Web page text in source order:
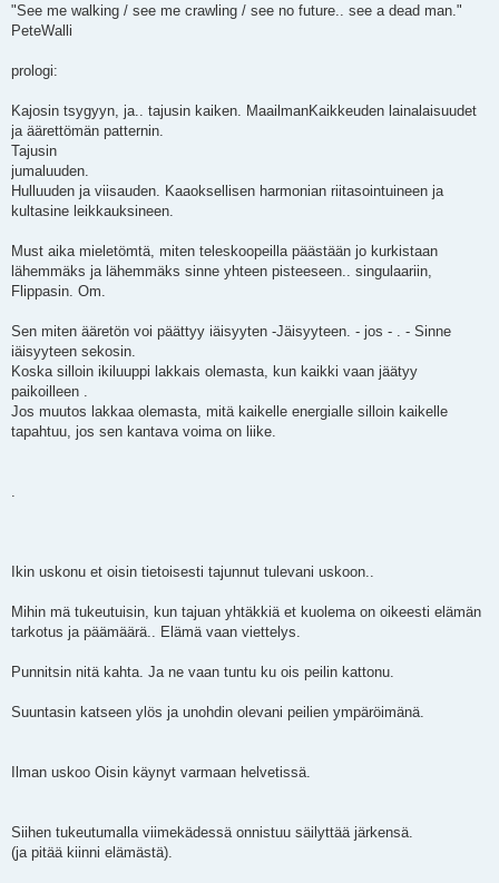
"See me walking / see me crawling / see no future.. see a dead man."
PeteWalli
prologi:
Kajosin tsygyyn, ja.. tajusin kaiken. MaailmanKaikkeuden lainalaisuudet
ja äärettömän patternin.
Tajusin
jumaluuden.
Hulluuden ja viisauden. Kaaoksellisen harmonian riitasointuineen ja
kultasine leikkauksineen.
Must aika mieletömtä, miten teleskoopeilla päästään jo kurkistaan
lähemmäks ja lähemmäks sinne yhteen pisteeseen.. singulaariin,
Flippasin. Om.
Sen miten ääretön voi päättyy iäisyyten -Jäisyyteen. - jos - . - Sinne
iäisyyteen sekosin.
Koska silloin ikiluuppi lakkais olemasta, kun kaikki vaan jäätyy
paikoilleen .
Jos muutos lakkaa olemasta, mitä kaikelle energialle silloin kaikelle
tapahtuu, jos sen kantava voima on liike.
.
Ikin uskonu et oisin tietoisesti tajunnut tulevani uskoon..
Mihin mä tukeutuisin, kun tajuan yhtäkkiä et kuolema on oikeesti elämän
tarkotus ja päämäärä.. Elämä vaan viettelys.
Punnitsin nitä kahta. Ja ne vaan tuntu ku ois peilin kattonu.
Suuntasin katseen ylös ja unohdin olevani peilien ympäröimänä.
Ilman uskoo Oisin käynyt varmaan helvetissä.
Siihen tukeutumalla viimekädessä onnistuu säilyttää järkensä.
(ja pitää kiinni elämästä).